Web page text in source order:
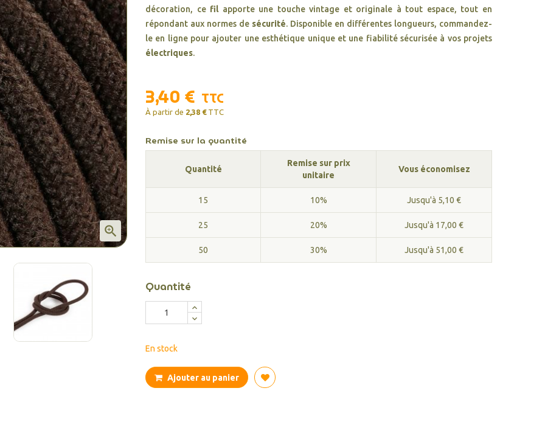

décoration, ce filapporte une touche vintage et originale à tout espace, tout en
répondant aux normes de sécurité. Disponible en différentes longueurs, commandez-
le en ligne pour ajouter une esthétique unique et une fiabilité sécurisée à vos projets
électriques.
3,40 € TTC
À partir de 2,38 € TTC
Remise sur la quantité
Quantité
Remise sur prix
unitaire
Vous économisez
15 10% Jusqu'à 5,10 €
25 20% Jusqu'à 17,00 €
50 30% Jusqu'à 51,00 €
Quantité
En stock
Ajouter au panier